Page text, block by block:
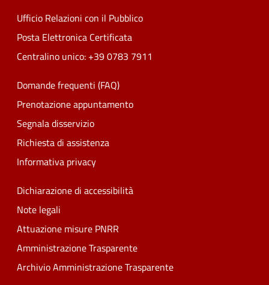
Ufficio Relazioni con il Pubblico
Posta Elettronica Certificata
Centralino unico: +39 0783 7911
Domande frequenti (FAQ)
Prenotazione appuntamento
Segnala disservizio
Richiesta di assistenza
Informativa privacy
Dichiarazione di accessibilità
Note legali
Attuazione misure PNRR
Amministrazione Trasparente
Archivio Amministrazione Trasparente